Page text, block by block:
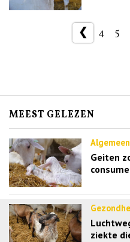
❮ 4 5
MEEST GELEZEN
Algemeen
Geiten
ziekte